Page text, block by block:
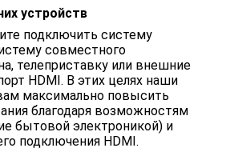
устройств
подключить систему
совместного
телеприставку или внешние
HDMI. В этих целях наши
максимально повысить
благодаря возможностям
бытовой электроникой) и
подключения HDMI.